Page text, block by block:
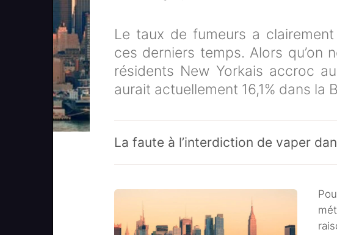
Le taux de fumeurs a
ces derniers temps. Alors qu’on
résidents New Yorkais accroc
aurait actuellement 16,1% dans la
La faute à l’interdiction de vaper